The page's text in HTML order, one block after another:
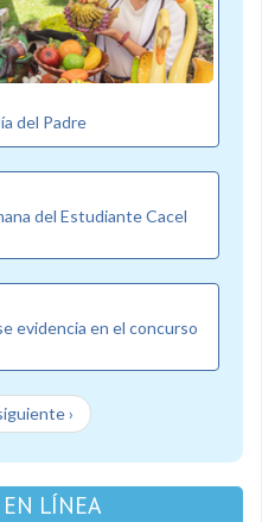
del Padre
del Estudiante Cacel
evidencia en el concurso
›
EN LÍNEA